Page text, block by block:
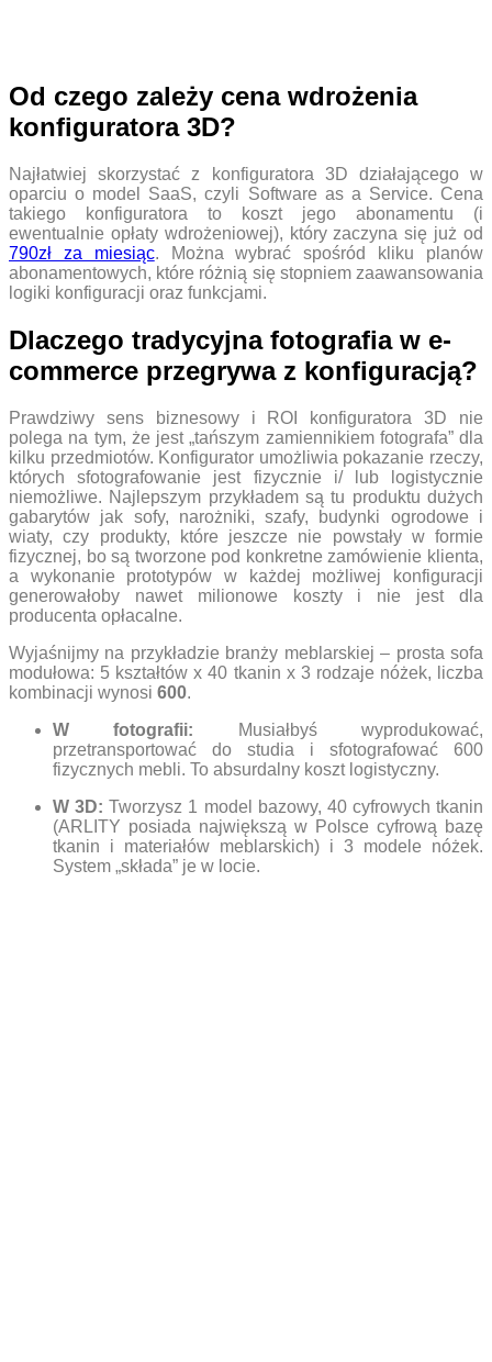
Od czego zależy cena wdrożenia
konfiguratora 3D?
Najłatwiej skorzystać z konfiguratora 3D działającego w
oparciu o model SaaS, czyli Software as a Service. Cena
takiego konfiguratora to koszt jego abonamentu (i
ewentualnie opłaty wdrożeniowej), który zaczyna się już od
790zł za miesiąc. Można wybrać spośród kliku planów
abonamentowych, które różnią się stopniem zaawansowania
logiki konfiguracji oraz funkcjami.
Dlaczego tradycyjna fotografia w e-
commerce przegrywa z konfiguracją?
Prawdziwy sens biznesowy i ROI konfiguratora 3D nie
polega na tym, że jest „tańszym zamiennikiem fotografa” dla
kilku przedmiotów. Konfigurator umożliwia pokazanie rzeczy,
których sfotografowanie jest fizycznie i/ lub logistycznie
niemożliwe. Najlepszym przykładem są tu produktu dużych
gabarytów jak sofy, narożniki, szafy, budynki ogrodowe i
wiaty, czy produkty, które jeszcze nie powstały w formie
fizycznej, bo są tworzone pod konkretne zamówienie klienta,
a wykonanie prototypów w każdej możliwej konfiguracji
generowałoby nawet milionowe koszty i nie jest dla
producenta opłacalne.
Wyjaśnijmy na przykładzie branży meblarskiej – prosta sofa
modułowa: 5 kształtów x 40 tkanin x 3 rodzaje nóżek, liczba
kombinacji wynosi 600.
W fotografii: Musiałbyś wyprodukować,
przetransportować do studia i sfotografować 600
fizycznych mebli. To absurdalny koszt logistyczny.
W 3D: Tworzysz 1 model bazowy, 40 cyfrowych tkanin
(ARLITY posiada największą w Polsce cyfrową bazę
tkanin i materiałów meblarskich) i 3 modele nóżek.
System „składa” je w locie.